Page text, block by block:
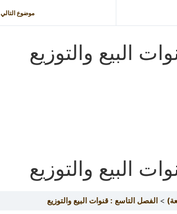
البيع والتوزيع
موضوع التالي
البيع والتوزيع
الفصل التاسع : قنوات البيع والتوزيع